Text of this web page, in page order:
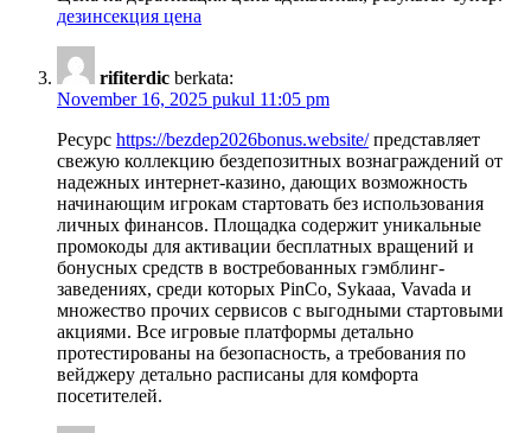
дезинсекция цена
rifiterdic berkata:
November 16, 2025 pukul 11:05 pm
Ресурс https://bezdep2026bonus.website/представляет
свежую коллекцию бездепозитных вознаграждений от
надежных интернет-казино, дающих возможность
начинающим игрокам стартовать без использования
личных финансов. Площадка содержит уникальные
промокоды для активации бесплатных вращений и
бонусных средств в востребованных гэмблинг-
заведениях, среди которых PinCo, Sykaaa, Vavada и
множество прочих сервисов с выгодными стартовыми
акциями. Все игровые платформы детально
протестированы на безопасность, а требования по
вейджеру детально расписаны для комфорта
посетителей.